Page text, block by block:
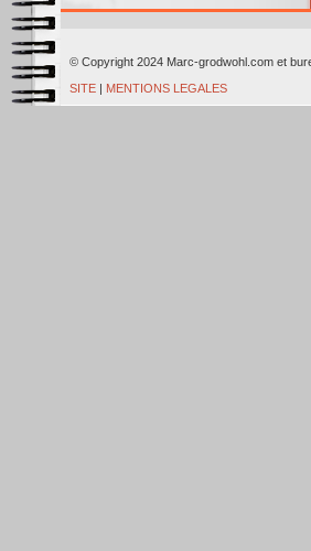
© Copyright 2024 Marc-grodwohl.com
SITE | MENTIONS LEGALES